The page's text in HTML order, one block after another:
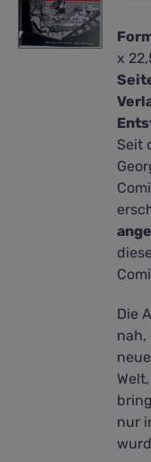
x
Seit
Die
nah,
nur